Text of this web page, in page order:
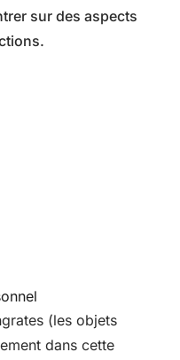
sur des aspects
(les objets
dans cette